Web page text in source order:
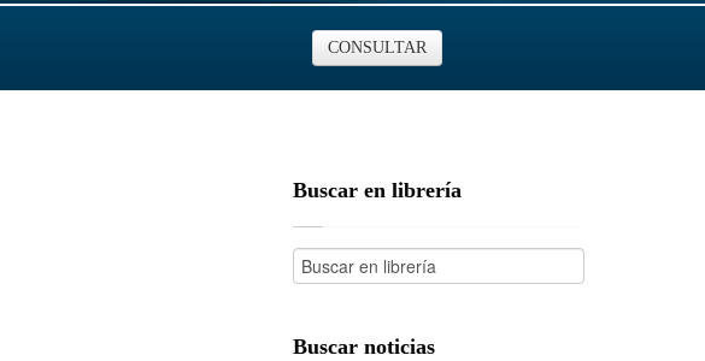
CONSULTAR
Buscar en librería
Buscar noticias